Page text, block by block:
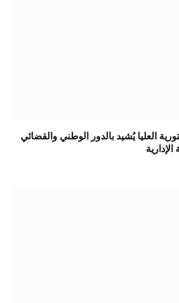
العليا يُشيد بالدور الوطني والقضائي